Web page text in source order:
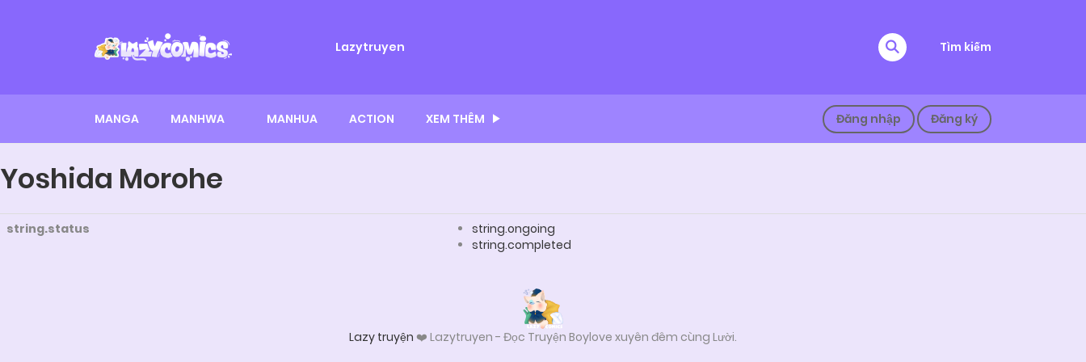
Lazytruyen Tìm kiếm
MANGA MANHWA MANHUA ACTION XEM THÊM Đăng nhập Đăng ký
Yoshida Morohe
string.status
string.ongoing
string.completed
Lazy truyện ❤️ Lazytruyen - Đọc Truyện Boylove xuyên đêm cùng Lười.